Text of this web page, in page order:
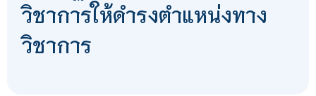
วิชาการให้ดำรงตำแหน่งทาง
วิชาการ